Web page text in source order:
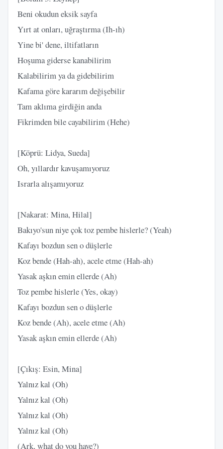
Beni okudun eksik sayfa
Yırt at onları, uğraştırma (Ih-ıh)
Yine bi' dene, iltifatların
Hoşuma giderse kanabilirim
Kalabilirim ya da gidebilirim
Kafama göre kararım değişebilir
Tam aklıma girdiğin anda
Fikrimden bile cayabilirim (Hehe)
[Köprü: Lidya, Sueda]
Oh, yıllardır kavuşamıyoruz
Israrla alışamıyoruz
[Nakarat: Mina, Hilal]
Bakıyo'sun niye çok toz pembe hislerle? (Yeah)
Kafayı bozdun sen o düşlerle
Koz bende (Hah-ah), acele etme (Hah-ah)
Yasak aşkın emin ellerde (Ah)
Toz pembe hislerle (Yes, okay)
Kafayı bozdun sen o düşlerle
Koz bende (Ah), acele etme (Ah)
Yasak aşkın emin ellerde (Ah)
[Çıkış: Esin, Mina]
Yalnız kal (Oh)
Yalnız kal (Oh)
Yalnız kal (Oh)
Yalnız kal (Oh)
(Ark, what do you have?)